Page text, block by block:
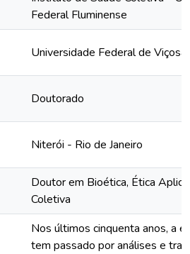
Federal Fluminense
Universidade Federal de Viçosa
Doutorado
Niterói - Rio de Janeiro
Doutor em Bioética, Ética
Coletiva
Nos últimos cinquenta anos, a
tem passado por análises e